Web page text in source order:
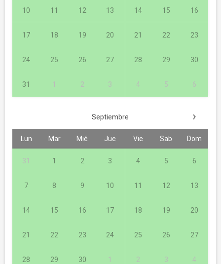
10 11 12 13 14 15 16
17 18 19 20 21 22 23
24 25 26 27 28 29 30
31 1 2 3 4 5 6
Septiembre ›
Lun Mar Mié Jue Vie Sab Dom
31 1 2 3 4 5 6
7 8 9 10 11 12 13
14 15 16 17 18 19 20
21 22 23 24 25 26 27
28 29 30 1 2 3 4